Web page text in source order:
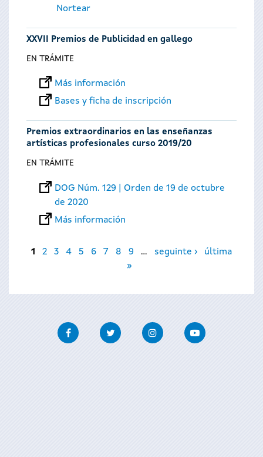
Nortear
XXVII Premios de Publicidad en gallego
EN TRÁMITE
Más información
Bases y ficha de inscripción
Premios extraordinarios en las enseñanzas
artísticas profesionales curso 2019/20
EN TRÁMITE
DOG Núm. 129 | Orden de 19 de octubre
de 2020
Más información
Páginas
1 2 3 4 5 6 7 8 9 … seguinte ›
última
»
FacebookTwitter InstagramYoutube